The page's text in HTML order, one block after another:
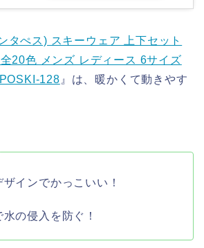
タぺス) スキーウェア 上下セット
20色 メンズ レディース 6サイズ
128 』は、暖かくて動きやす
ザインでかっこいい！
水の侵入を防ぐ！